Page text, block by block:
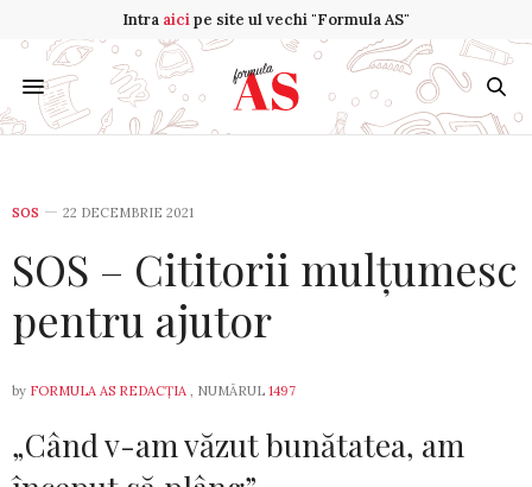
Intra aicipe site ul vechi "Formula AS"
SOS 22 DECEMBRIE 2021
SOS – Cititorii mulțumesc
pentru ajutor
by FORMULA AS REDACȚIA , NUMĂRUL 1497
„Când v-am văzut bunătatea, am